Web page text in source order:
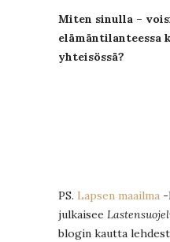
Miten sinulla –
elämäntilanteessa
yhteisössä?
PS. Lapsen maailma -
julkaisee
blogin kautta